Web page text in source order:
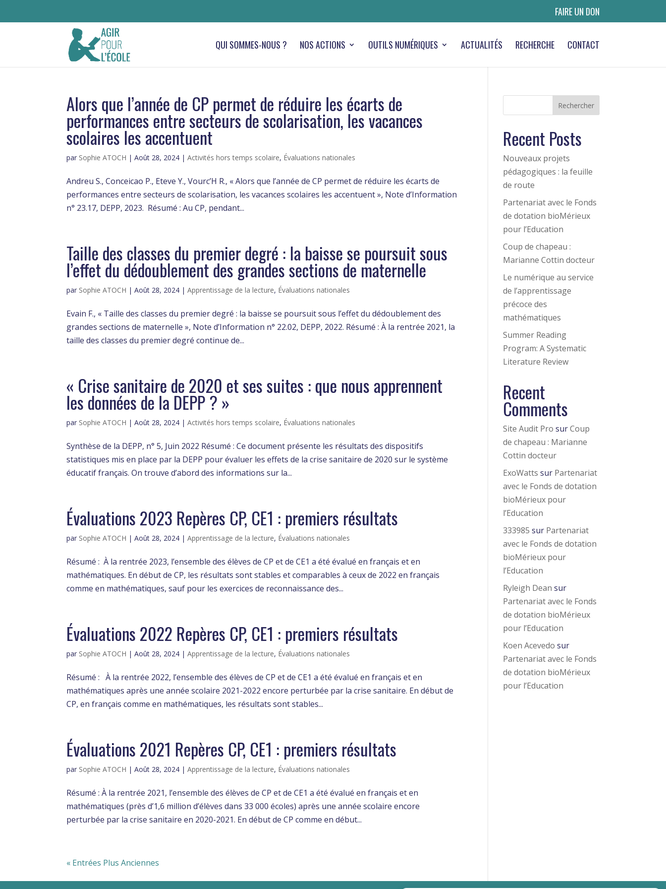
FAIRE UN DON
QUI SOMMES-NOUS ? NOS ACTIONS OUTILS NUMÉRIQUES ACTUALITÉS RECHERCHE CONTACT
Alors que l’année de CP permet de réduire les écarts de
performances entre secteurs de scolarisation, les vacances
scolaires les accentuent
par Sophie ATOCH |Août 28, 2024 |Activités hors temps scolaire, Évaluations nationales
Andreu S., Conceicao P., Eteve Y., Vourc’H R., « Alors que l’année de CP permet de réduire les écarts de
performances entre secteurs de scolarisation, les vacances scolaires les accentuent », Note d’Information
n° 23.17, DEPP, 2023. Résumé : Au CP, pendant...
Taille des classes du premier degré : la baisse se poursuit sous
l’effet du dédoublement des grandes sections de maternelle
par Sophie ATOCH |Août 28, 2024 |Apprentissage de la lecture, Évaluations nationales
Evain F., « Taille des classes du premier degré : la baisse se poursuit sous l’effet du dédoublement des
grandes sections de maternelle », Note d’Information n° 22.02, DEPP, 2022. Résumé : À la rentrée 2021, la
taille des classes du premier degré continue de...
« Crise sanitaire de 2020 et ses suites : que nous apprennent
les données de la DEPP ? »
par Sophie ATOCH |Août 28, 2024 |Activités hors temps scolaire, Évaluations nationales
Synthèse de la DEPP, n° 5, Juin 2022 Résumé : Ce document présente les résultats des dispositifs
statistiques mis en place par la DEPP pour évaluer les effets de la crise sanitaire de 2020 sur le système
éducatif français. On trouve d’abord des informations sur la...
Évaluations 2023 Repères CP, CE1 : premiers résultats
par Sophie ATOCH |Août 28, 2024 |Apprentissage de la lecture, Évaluations nationales
Résumé : À la rentrée 2023, l’ensemble des élèves de CP et de CE1 a été évalué en français et en
mathématiques. En début de CP, les résultats sont stables et comparables à ceux de 2022 en français
comme en mathématiques, sauf pour les exercices de reconnaissance des...
Évaluations 2022 Repères CP, CE1 : premiers résultats
par Sophie ATOCH |Août 28, 2024 |Apprentissage de la lecture, Évaluations nationales
Résumé : À la rentrée 2022, l’ensemble des élèves de CP et de CE1 a été évalué en français et en
mathématiques après une année scolaire 2021-2022 encore perturbée par la crise sanitaire. En début de
CP, en français comme en mathématiques, les résultats sont stables...
Évaluations 2021 Repères CP, CE1 : premiers résultats
par Sophie ATOCH |Août 28, 2024 |Apprentissage de la lecture, Évaluations nationales
Résumé : À la rentrée 2021, l’ensemble des élèves de CP et de CE1 a été évalué en français et en
mathématiques (près d’1,6 million d’élèves dans 33 000 écoles) après une année scolaire encore
perturbée par la crise sanitaire en 2020-2021. En début de CP comme en début...
« Entrées Plus Anciennes
Rechercher
Recent Posts
Nouveaux projets
pédagogiques : la feuille
de route
Partenariat avec le Fonds
de dotation bioMérieux
pour l’Education
Coup de chapeau :
Marianne Cottin docteur
Le numérique au service
de l’apprentissage
précoce des
mathématiques
Summer Reading
Program: A Systematic
Literature Review
Recent
Comments
Site Audit Pro surCoup
de chapeau : Marianne
Cottin docteur
ExoWatts sur Partenariat
avec le Fonds de dotation
bioMérieux pour
l’Education
333985 sur Partenariat
avec le Fonds de dotation
bioMérieux pour
l’Education
Ryleigh Dean sur
Partenariat avec le Fonds
de dotation bioMérieux
pour l’Education
Koen Acevedo sur
Partenariat avec le Fonds
de dotation bioMérieux
pour l’Education